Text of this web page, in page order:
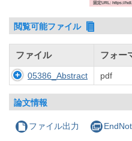
固定URL: https://
閲覧可能ファイル
ファイル フォー
05386_Abstract pdf
論文情報
ファイル出力